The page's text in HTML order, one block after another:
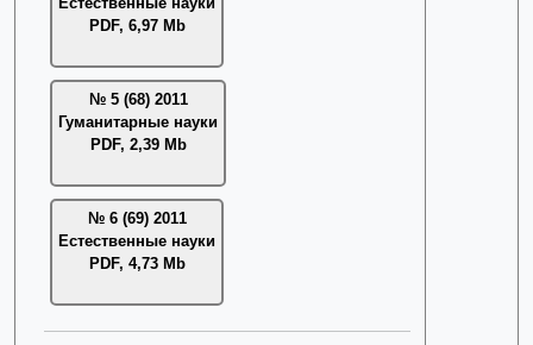
PDF, 6,97 Mb
№ 5 (68) 2011
Гуманитарные науки
PDF, 2,39 Mb
№ 6 (69) 2011
Естественные науки
PDF, 4,73 Mb